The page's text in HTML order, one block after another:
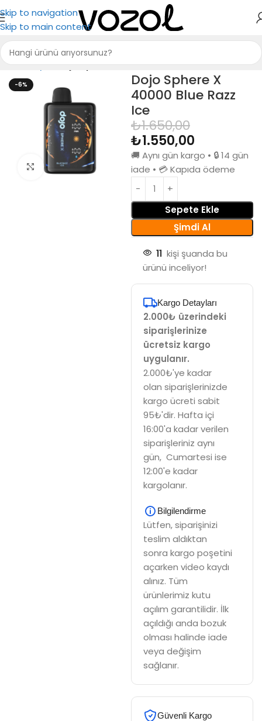
Skip to navigation
Skip to main content
Ana Sayfa Dojo Sphere X 40000
-6%
Büyütmek için tıkla
Dojo Sphere X
40000 Blue Razz
Ice
₺1.650,00
₺1.550,00
🚚 Aynı gün kargo • 🔒 14 gün
iade • 💳 Kapıda ödeme
Sepete Ekle
Şimdi Al
11 kişi şuanda bu
ürünü inceliyor!
Kargo Detayları
2.000₺ üzerindeki
siparişlerinize
ücretsiz kargo
uygulanır.
2.000₺'ye kadar
olan siparişlerinizde
kargo ücreti sabit
95₺'dir. Hafta içi
16:00'a kadar verilen
siparişleriniz aynı
gün, Cumartesi ise
12:00'e kadar
kargolanır.
Bilgilendirme
Lütfen, siparişinizi
teslim aldıktan
sonra kargo poşetini
açarken video kaydı
alınız. Tüm
ürünlerimiz kutu
açılım garantilidir. İlk
açıldığı anda bozuk
olması halinde iade
veya değişim
sağlanır.
Güvenli Kargo